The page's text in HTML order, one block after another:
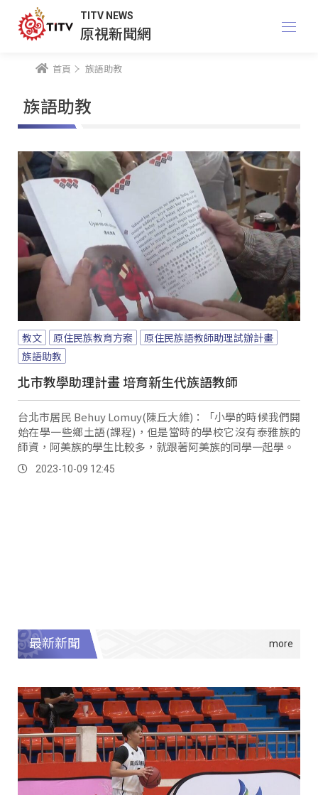
TITV NEWS
原視新聞網
首頁 族語助教
族語助教
教文 原住民族教育方案
原住民族語教師助理試辦計畫
族語助教
北市教學助理計畫 培育新生代族語教師
台北市居民 Behuy Lomuy(陳丘大維)：「小學的時候我們開
始在學一些鄉土語(課程)，但是當時的學校它沒有泰雅族的
師資，阿美族的學生比較多，就跟著阿美族的同學一起學。
2023-10-09 12:45
最新新聞